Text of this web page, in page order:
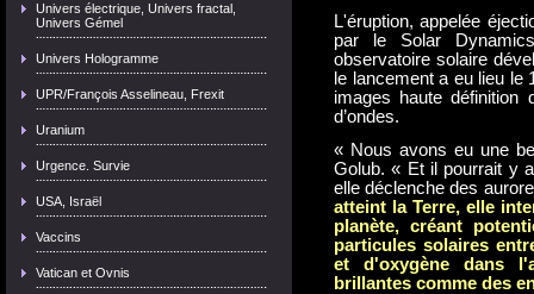
Univers électrique, Univers fractal,
Univers Gémel
Univers Hologramme
UPR/François Asselineau, Frexit
Uranium
Urgence. Survie
USA, Israël
Vaccins
Vatican et Ovnis
L'éruption, appelée
par le Solar
observatoire solaire
le lancement a eu lieu le
images haute définition
d’ondes.
« Nous avons eu une
Golub. « Et il pourrait y
elle déclenche des
atteint la Terre, elle
planète, créant
particules solaires
et d'oxygène dans
brillantes comme des